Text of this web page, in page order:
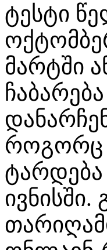
ტესტი
მარტში
როგორც
ტარდება